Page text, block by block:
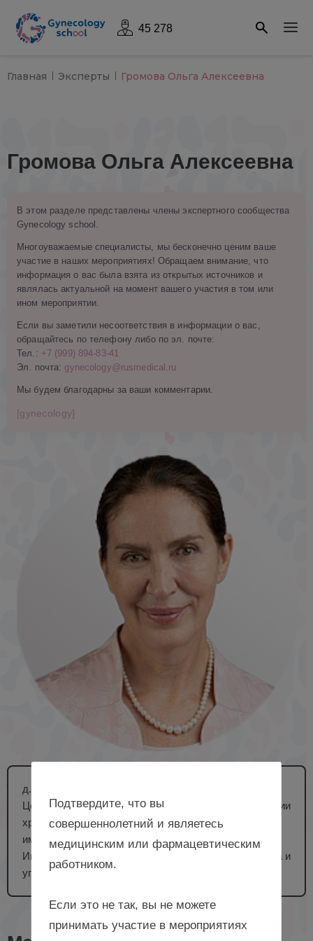
45 278
Главная Эксперты Громова Ольга Алексеевна
Громова Ольга Алексеевна
В этом разделе представлены члены экспертного сообщества
Gynecology school.
Многоуважаемые специалисты, мы бесконечно ценим ваше
участие в наших мероприятиях! Обращаем внимание, что
информация о вас была взята из открытых источников и
являлась актуальной на момент вашего участия в том или
ином мероприятии.
Если вы заметили несоответствия в информации о вас,
обращайтесь по телефону либо по эл. почте:
Тел.: +7 (999) 894-83-41
Эл. почта: gynecology@rusmedical.ru
Мы будем благодарны за ваши комментарии.
[gynecology]
д. м. н., профессор, ведущий научный сотрудник
Центра компетенций НТИ по направлению «Технологии
хранения и анализа больших данных» на базе МГУ
имени М.В. Ломоносова, научный руководитель
Института Фармакоинформатики ФИЦ «Информатика и
управление» РАН, г. Москва
Подтвердите, что вы
совершеннолетний и являетесь
медицинским или фармацевтическим
работником.
Если это не так, вы не можете
принимать участие в мероприятиях